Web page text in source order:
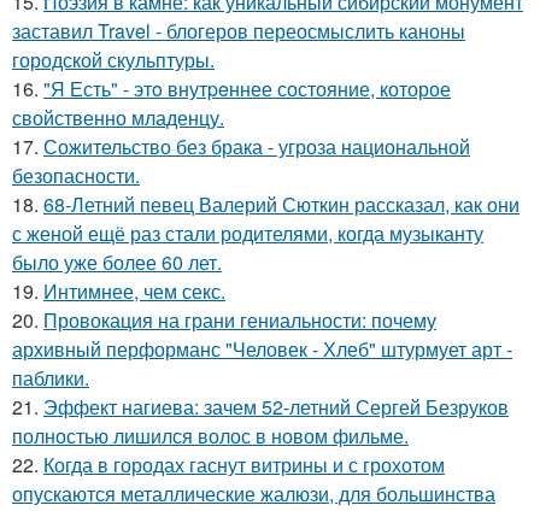
заставил Travel - блогеров переосмыслить каноны
городской скульптуры.
16. "Я Есть" - этo внутpeннее состояние, которое
свойственно младенцу.
17. Сожительство без брака - угроза национальной
безопасности.
18. 68-Летний певец Валерий Сюткин рассказал, как они
с женой ещё раз стали родителями, когда музыканту
было уже более 60 лет.
19. Интимнее, чем секс.
20. Провокация на грани гениальности: почему
архивный перформанс "Человек - Хлеб" штурмует арт -
паблики.
21. Эффект нагиева: зачем 52-летний Сергей Безруков
полностью лишился волос в новом фильме.
22. Когда в городах гаснут витрины и с грохотом
опускаются металлические жалюзи, для большинства